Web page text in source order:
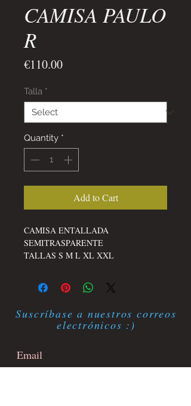
CAMISA PAULO
R
€110.00Price
Talla *
Quantity *
Add to Cart
CAMISA ENTALLADA
SEMITRASPARENTE
TALLAS S M L XL XXL
Suscríbase a nuestros correos
electrónicos :)